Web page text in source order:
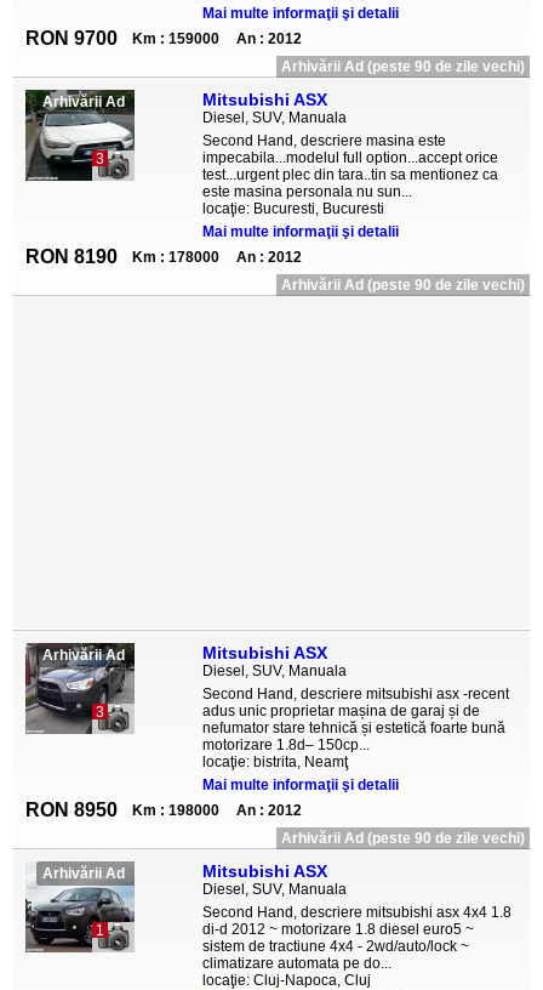
Mai multe informaţii şi detalii
RON 9700 Km : 159000
An : 2012
Arhivării Ad (peste 90 de zile vechi)
Arhivării Ad
3
Mitsubishi ASX
Diesel, SUV, Manuala
Second Hand, descriere masina este
impecabila...modelul full option...accept orice
test...urgent plec din tara..tin sa mentionez ca
este masina personala nu sun...
locaţie: Bucuresti, Bucuresti
Mai multe informaţii şi detalii
RON 8190 Km : 178000
An : 2012
Arhivării Ad (peste 90 de zile vechi)
Arhivării Ad
3
Mitsubishi ASX
Diesel, SUV, Manuala
Second Hand, descriere mitsubishi asx -recent
adus unic proprietar mașina de garaj și de
nefumator stare tehnică și estetică foarte bună
motorizare 1.8d– 150cp...
locaţie: bistrita, Neamţ
Mai multe informaţii şi detalii
RON 8950 Km : 198000
An : 2012
Arhivării Ad (peste 90 de zile vechi)
Arhivării Ad
1
Mitsubishi ASX
Diesel, SUV, Manuala
Second Hand, descriere mitsubishi asx 4x4 1.8
di-d 2012 ~ motorizare 1.8 diesel euro5 ~
sistem de tractiune 4x4 - 2wd/auto/lock ~
climatizare automata pe do...
locaţie: Cluj-Napoca, Cluj